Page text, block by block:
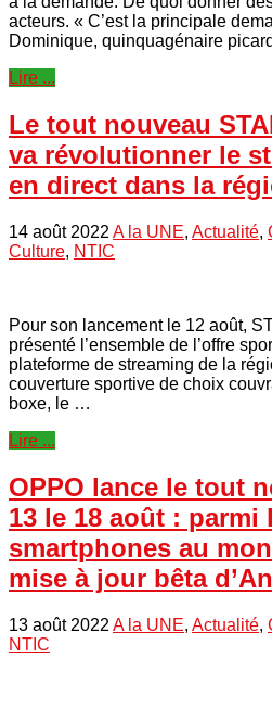
acteurs. « C’est la principale
Dominique, quinquagénaire
Lire ...
Le tout nouveau
va révolutionner le
en direct dans la
14 août 2022 A la UNE, Actualité,
Culture, NTIC
Pour son lancement le 12 août,
présenté l’ensemble de l’offre
plateforme de streaming de la
couverture sportive de choix
boxe, le …
Lire ...
OPPO lance le tout
13 le 18 août : parmi
smartphones au
mise à jour bêta
13 août 2022 A la UNE, Actualité,
NTIC